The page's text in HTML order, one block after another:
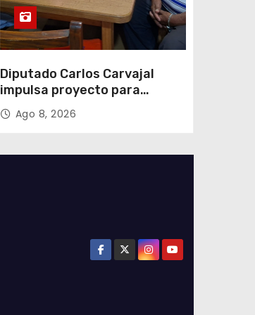
Diputado Carlos Carvajal
impulsa proyecto para
homenajear en vida al
campeón mundial Raúl
Ago 8, 2026